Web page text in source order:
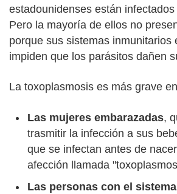
estadounidenses están infectados
Pero la mayoría de ellos no
porque sus sistemas inmunitarios
impiden que los parásitos dañen
La toxoplasmosis es más grave
Las mujeres embarazadas,
trasmitir la infección a sus
que se infectan antes de
afección llamada
Las personas con el